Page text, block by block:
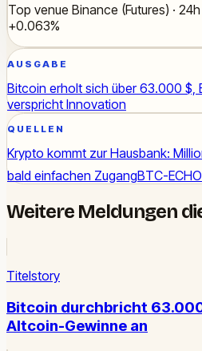
Top venue Binance (Futures) ·
+0.063%
AUSGABE
Bitcoin erholt sich über 63.000 $,
verspricht Innovation
QUELLEN
Krypto kommt zur Hausbank:
bald einfachen ZugangBTC-ECHO
Weitere Meldungen
Titelstory
Bitcoin durchbricht
Altcoin-Gewinne an